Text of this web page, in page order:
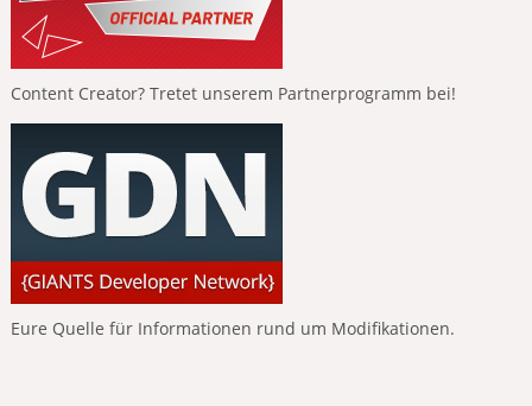
Content Creator? Tretet unserem Partnerprogramm bei!
Eure Quelle für Informationen rund um Modifikationen.